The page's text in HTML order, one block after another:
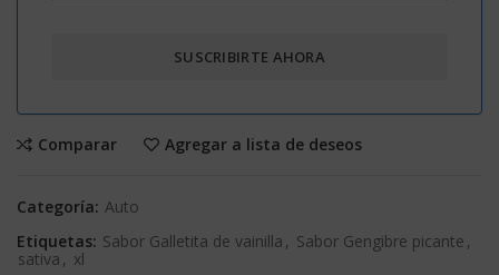
Comparar Agregar a lista de deseos
Categoría: Auto
Etiquetas: Sabor Galletita de vainilla , Sabor Gengibre picante ,
sativa , xl